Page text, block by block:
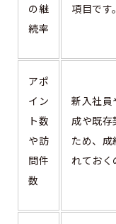
の継
続率
項目です。
アポ
イン
ト数
や訪
問件
数
新入社員
成や既存
ため、成
れておく